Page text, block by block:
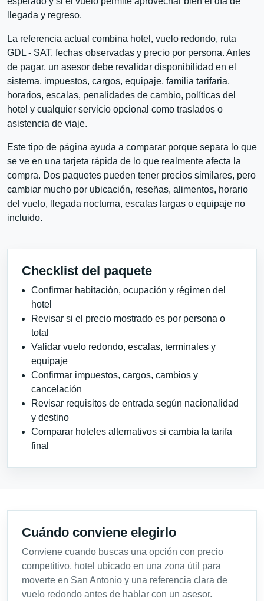
llegada y regreso.
La referencia actual combina hotel, vuelo redondo, ruta
GDL - SAT, fechas observadas y precio por persona. Antes
de pagar, un asesor debe revalidar disponibilidad en el
sistema, impuestos, cargos, equipaje, familia tarifaria,
horarios, escalas, penalidades de cambio, políticas del
hotel y cualquier servicio opcional como traslados o
asistencia de viaje.
Este tipo de página ayuda a comparar porque separa lo que
se ve en una tarjeta rápida de lo que realmente afecta la
compra. Dos paquetes pueden tener precios similares, pero
cambiar mucho por ubicación, reseñas, alimentos, horario
del vuelo, llegada nocturna, escalas largas o equipaje no
incluido.
Checklist del paquete
Confirmar habitación, ocupación y régimen del
hotel
Revisar si el precio mostrado es por persona o
total
Validar vuelo redondo, escalas, terminales y
equipaje
Confirmar impuestos, cargos, cambios y
cancelación
Revisar requisitos de entrada según nacionalidad
y destino
Comparar hoteles alternativos si cambia la tarifa
final
Cuándo conviene elegirlo
Conviene cuando buscas una opción con precio
competitivo, hotel ubicado en una zona útil para
moverte en San Antonio y una referencia clara de
vuelo redondo antes de hablar con un asesor.